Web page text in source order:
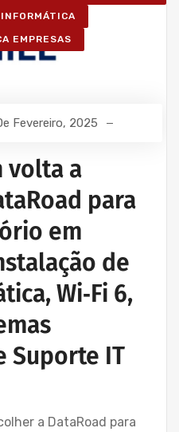
EMPRESAS
Fevereiro, 2025
volta a
para
em
de
Wi‑Fi 6,
Suporte IT
a DataRoad para